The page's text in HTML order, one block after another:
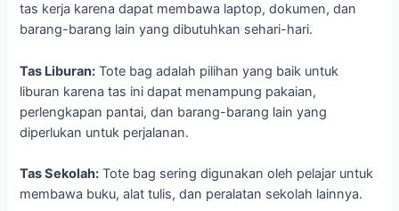
tas kerja karena dapat membawa laptop, dokumen, dan
barang-barang lain yang dibutuhkan sehari-hari.
Tas Liburan: Tote bag adalah pilihan yang baik untuk
liburan karena tas ini dapat menampung pakaian,
perlengkapan pantai, dan barang-barang lain yang
diperlukan untuk perjalanan.
Tas Sekolah: Tote bag sering digunakan oleh pelajar untuk
membawa buku, alat tulis, dan peralatan sekolah lainnya.